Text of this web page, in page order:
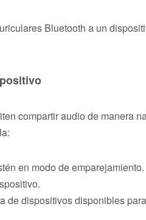
Bluetooth a un
compartir audio de manera
en modo de emparejamiento.
de dispositivos disponibles